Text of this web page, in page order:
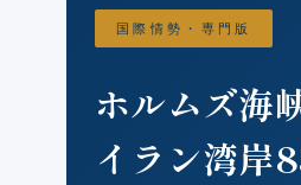
国際情勢・専門版
ホルムズ海
イラン湾岸